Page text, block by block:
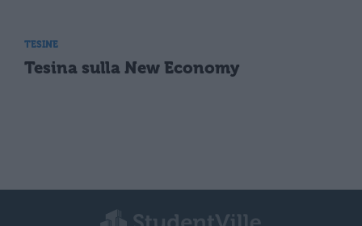
TESINE
Tesina sulla New Economy